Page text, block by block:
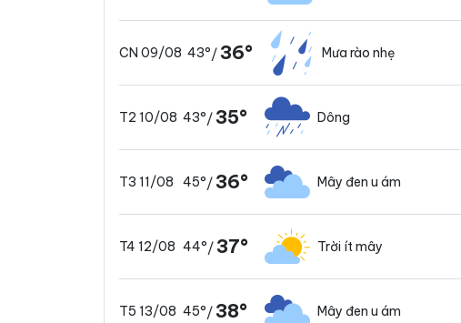
CN 09/08 43°/36° Mưa rào nhẹ
T2 10/08 43°/35° Dông
T3 11/08 45°/36° Mây đen u ám
T4 12/08 44°/37° Trời ít mây
T5 13/08 45°/38° Mây đen u ám